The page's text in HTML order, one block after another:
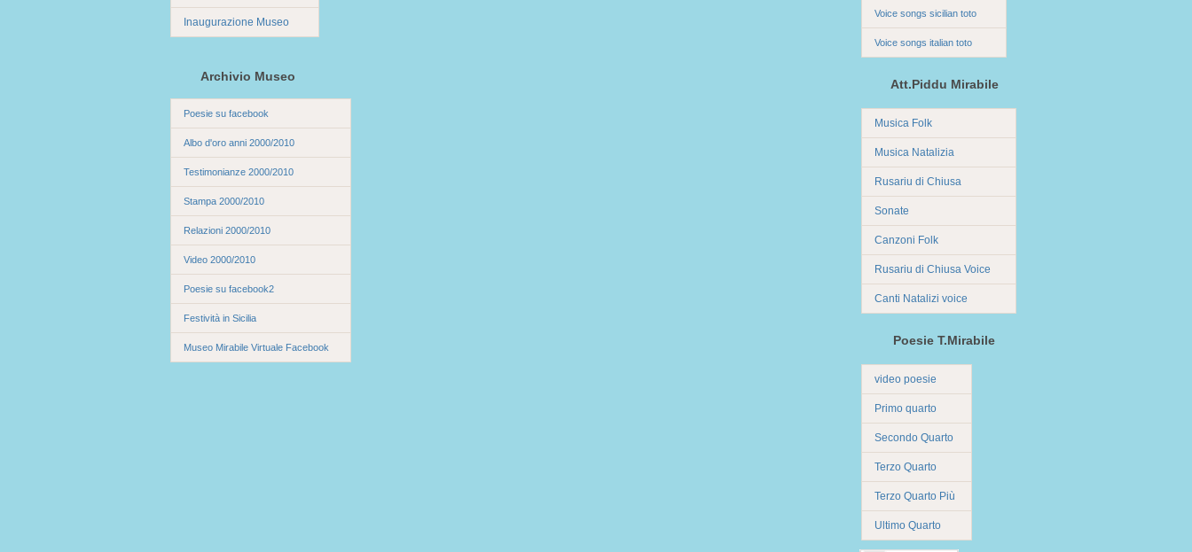
Inaugurazione Museo
Archivio Museo
Poesie su facebook
Albo d'oro anni 2000/2010
Testimonianze 2000/2010
Stampa 2000/2010
Relazioni 2000/2010
Video 2000/2010
Poesie su facebook2
Festività in Sicilia
Museo Mirabile Virtuale Facebook
Voice songs sicilian toto
Voice songs italian toto
Att.Piddu Mirabile
Musica Folk
Musica Natalizia
Rusariu di Chiusa
Sonate
Canzoni Folk
Rusariu di Chiusa Voice
Canti Natalizi voice
Poesie T.Mirabile
video poesie
Primo quarto
Secondo Quarto
Terzo Quarto
Terzo Quarto Più
Ultimo Quarto